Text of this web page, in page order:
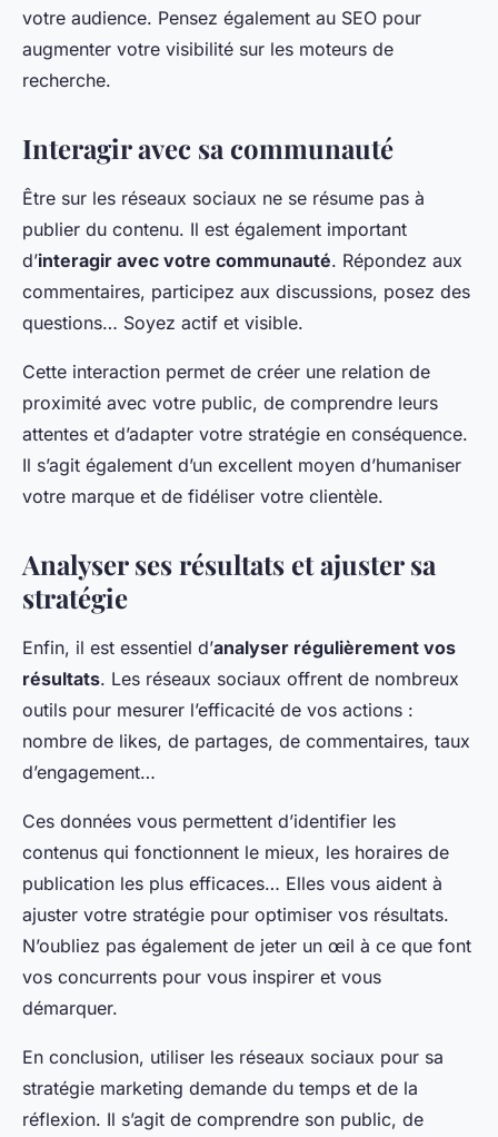
votre audience. Pensez également au SEO pour
augmenter votre visibilité sur les moteurs de
recherche.
Interagir avec sa communauté
Être sur les réseaux sociaux ne se résume pas à
publier du contenu. Il est également important
d’interagir avec votre communauté. Répondez aux
commentaires, participez aux discussions, posez des
questions… Soyez actif et visible.
Cette interaction permet de créer une relation de
proximité avec votre public, de comprendre leurs
attentes et d’adapter votre stratégie en conséquence.
Il s’agit également d’un excellent moyen d’humaniser
votre marque et de fidéliser votre clientèle.
Analyser ses résultats et ajuster sa
stratégie
Enfin, il est essentiel d’analyser régulièrement vos
résultats. Les réseaux sociaux offrent de nombreux
outils pour mesurer l’efficacité de vos actions :
nombre de likes, de partages, de commentaires, taux
d’engagement…
Ces données vous permettent d’identifier les
contenus qui fonctionnent le mieux, les horaires de
publication les plus efficaces… Elles vous aident à
ajuster votre stratégie pour optimiser vos résultats.
N’oubliez pas également de jeter un œil à ce que font
vos concurrents pour vous inspirer et vous
démarquer.
En conclusion, utiliser les réseaux sociaux pour sa
stratégie marketing demande du temps et de la
réflexion. Il s’agit de comprendre son public, de